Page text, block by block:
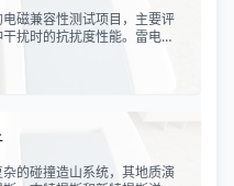
磁兼容性测试项目，主要评
扰时的抗扰度性能。雷电作
度高等特点，可能对周围的
的碰撞造山系统，其地质演